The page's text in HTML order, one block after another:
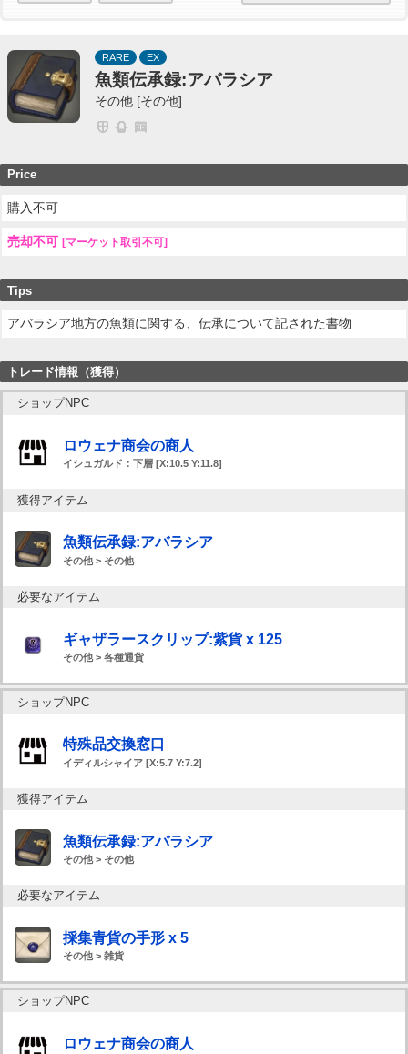
RARE EX
魚類伝承録:アバラシア
その他 [その他]
Price
購入不可
売却不可 [マーケット取引不可]
Tips
アバラシア地方の魚類に関する、伝承について記された書物
トレード情報（獲得）
ショップNPC
ロウェナ商会の商人
イシュガルド：下層 [X:10.5 Y:11.8]
獲得アイテム
魚類伝承録:アバラシア
その他 > その他
必要なアイテム
ギャザラースクリップ:紫貨 x 125
その他 > 各種通貨
ショップNPC
特殊品交換窓口
イディルシャイア [X:5.7 Y:7.2]
獲得アイテム
魚類伝承録:アバラシア
その他 > その他
必要なアイテム
採集青貨の手形 x 5
その他 > 雑貨
ショップNPC
ロウェナ商会の商人